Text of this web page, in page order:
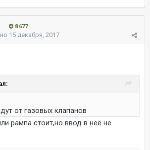
8 677
15 декабря, 2017
от газовых клапанов
рампа стоит,но ввод в неё не